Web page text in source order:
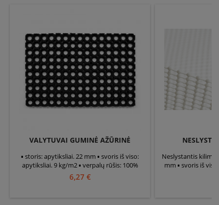
VALYTUVAI GUMINĖ AŽŪRINĖ
▪ storis: apytiksliai. 22 mm ▪ svoris iš viso:
apytiksliai. 9 kg/m2 ▪ verpalų rūšis: 100%
guma
6,27 €
Neslystantis
mm ▪ svoris iš